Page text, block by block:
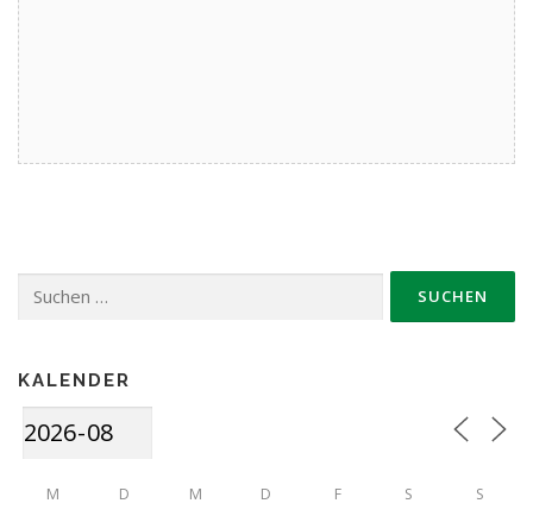
nach:
KALENDER
M D M D F S S